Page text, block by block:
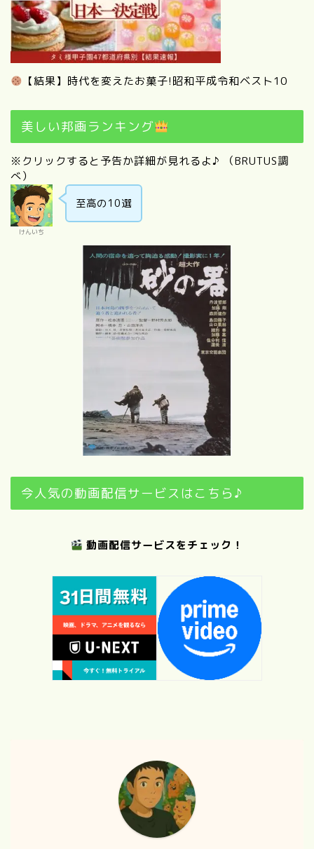
【結果】時代を変えたお菓子!昭和平成令和ベスト10
美しい邦画ランキング
※クリックすると予告か詳細が見れるよ♪ （BRUTUS調
べ）
けんいち
至高の10選
今人気の動画配信サービスはこちら♪
動画配信サービスをチェック！